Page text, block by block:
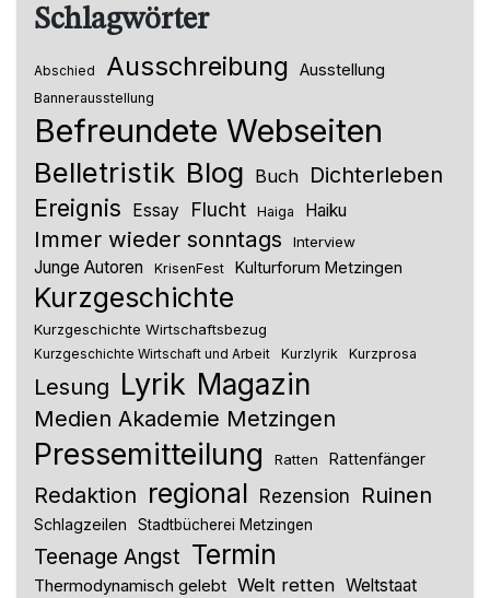
Schlagwörter
Abschied Ausschreibung Ausstellung
Bannerausstellung
Befreundete Webseiten
Belletristik Blog Buch Dichterleben
Ereignis Essay Flucht Haiga Haiku
Immer wieder sonntags Interview
Junge Autoren KrisenFest Kulturforum Metzingen
Kurzgeschichte
Kurzgeschichte Wirtschaftsbezug
Kurzgeschichte Wirtschaft und Arbeit Kurzlyrik Kurzprosa
Lesung Lyrik Magazin
Medien Akademie Metzingen
Pressemitteilung Ratten Rattenfänger
Redaktion regional Rezension Ruinen
Schlagzeilen Stadtbücherei Metzingen
Teenage Angst Termin
Thermodynamisch gelebt Welt retten Weltstaat